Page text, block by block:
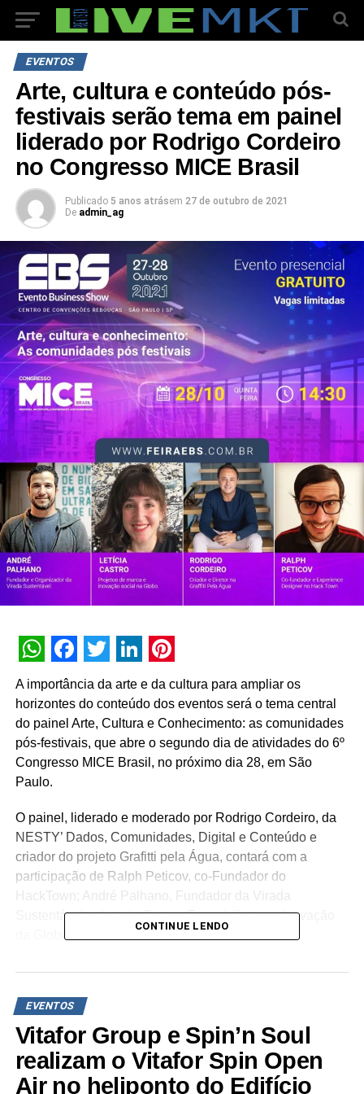
EVENTOS
Arte, cultura e conteúdo pós-
festivais serão tema em painel
liderado por Rodrigo Cordeiro
no Congresso MICE Brasil
Publicado 5 anos atrásem 27 de outubro de 2021
De admin_ag
WhatsApp
Facebook
Twitter
LinkedIn
Pinterest
A importância da arte e da cultura para ampliar os
horizontes do conteúdo dos eventos será o tema central
do painel Arte, Cultura e Conhecimento: as comunidades
pós-festivais, que abre o segundo dia de atividades do 6º
Congresso MICE Brasil, no próximo dia 28, em São
Paulo.
O painel, liderado e moderado por Rodrigo Cordeiro, da
NESTY’ Dados, Comunidades, Digital e Conteúdo e
criador do projeto Grafitti pela Água, contará com a
participação de Ralph Peticov, co-Fundador do
HackTown; André Palhano, Fundador da Virada
Sustentável; e Leticia Castro, Especialista em Inovação
da Globo.
“A pandemia nos fez diversos convites, um deles é que
acabar. Alguns entenderam, há tempos, que só transferir
informação não basta, os eventos estão sendo
construídos com recursos complementares da arte e da
cultura, ferramentas que sensibilizam, olham também
para o lado emocional e não apenas racional de quem
CONTINUE LENDO
EVENTOS
Vitafor Group e Spin’n Soul
realizam o Vitafor Spin Open
Air no heliponto do Edifício